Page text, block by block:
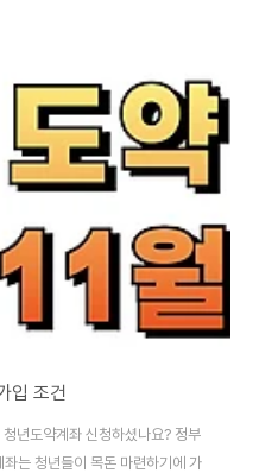
습니다. 로제 아파트 뮤비 보기
사하는 곡입니다. 가사는 이러한
, 듣는 이로 하여금 공간의 제약
사 해석과 의미 "Kissy face,
I'm trying..
입 조건
년도약계좌 신청하셨나요? 정부
는 청년들이 목돈 마련하기에 가